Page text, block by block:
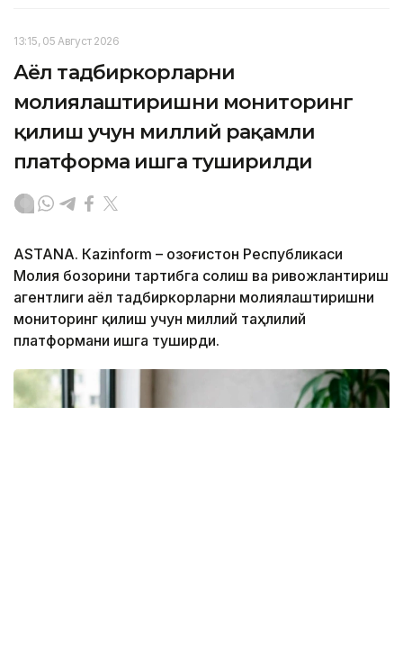
13:15, 05 Август 2026
Аёл тадбиркорларни
молиялаштиришни мониторинг
қилиш учун миллий рақамли
платформа ишга туширилди
ASTANА. Кazinform – Қозоғистон Республикаси
Молия бозорини тартибга солиш ва ривожлантириш
агентлиги аёл тадбиркорларни молиялаштиришни
мониторинг қилиш учун миллий таҳлилий
платформани ишга туширди.